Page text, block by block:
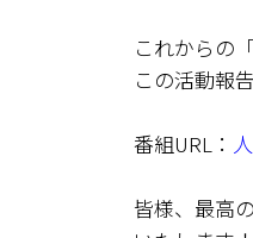
これからの
この活動報
番組URL：
皆様、最高